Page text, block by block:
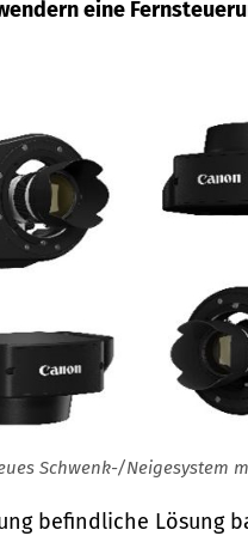
eine
Schwenk-/Neigesystem
befindliche Lösung